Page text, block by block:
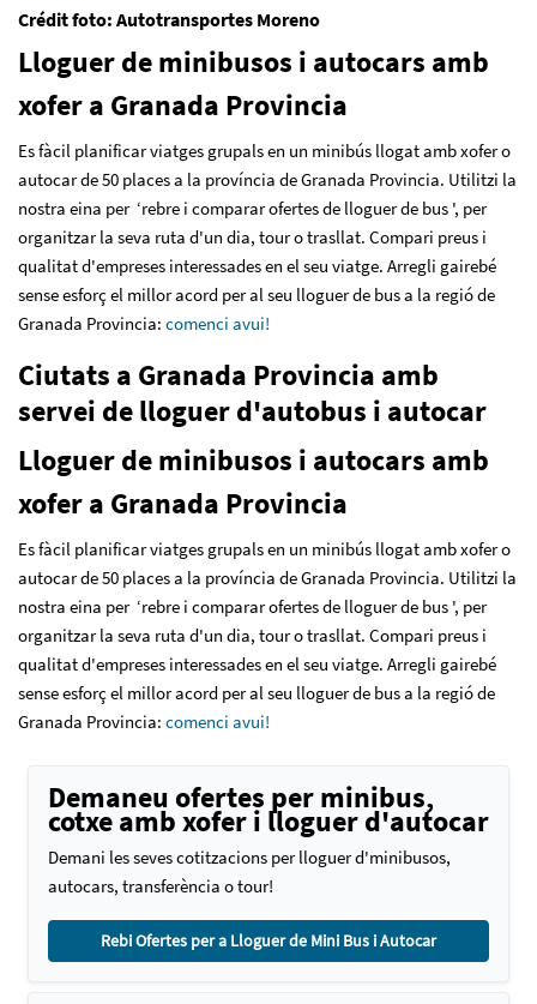
Crédit foto: Autotransportes Moreno
Lloguer de minibusos i autocars amb
xofer a Granada Provincia
Es fàcil planificar viatges grupals en un minibús llogat amb xofer o
autocar de 50 places a la província de Granada Provincia. Utilitzi la
nostra eina per ‘rebre i comparar ofertes de lloguer de bus ', per
organitzar la seva ruta d'un dia, tour o trasllat. Compari preus i
qualitat d'empreses interessades en el seu viatge. Arregli gairebé
sense esforç el millor acord per al seu lloguer de bus a la regió de
Granada Provincia: comenci avui!
Ciutats a Granada Provincia amb
servei de lloguer d'autobus i autocar
Lloguer de minibusos i autocars amb
xofer a Granada Provincia
Es fàcil planificar viatges grupals en un minibús llogat amb xofer o
autocar de 50 places a la província de Granada Provincia. Utilitzi la
nostra eina per ‘rebre i comparar ofertes de lloguer de bus ', per
organitzar la seva ruta d'un dia, tour o trasllat. Compari preus i
qualitat d'empreses interessades en el seu viatge. Arregli gairebé
sense esforç el millor acord per al seu lloguer de bus a la regió de
Granada Provincia: comenci avui!
Demaneu ofertes per minibus,
cotxe amb xofer i lloguer d'autocar
Demani les seves cotitzacions per lloguer d'minibusos,
autocars, transferència o tour!
Rebi Ofertes per a Lloguer de Mini Bus i Autocar